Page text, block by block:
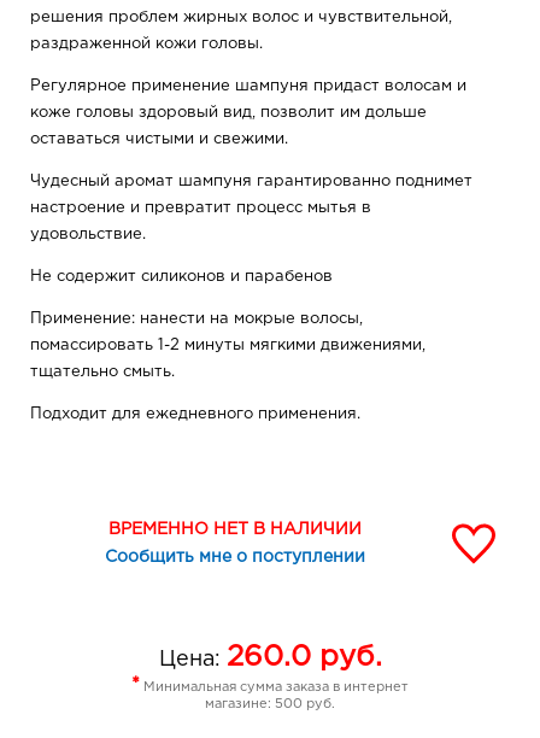
решения проблем жирных волос и чувствительной,
раздраженной кожи головы.
Регулярное применение шампуня придаст волосам и
коже головы здоровый вид, позволит им дольше
оставаться чистыми и свежими.
Чудесный аромат шампуня гарантированно поднимет
настроение и превратит процесс мытья в
удовольствие.
Не содержит силиконов и парабенов
Применение: нанести на мокрые волосы,
помассировать 1-2 минуты мягкими движениями,
тщательно смыть.
Подходит для ежедневного применения.
Cocoamphodiacetate, Thymus Vulgaris (Thyme) Leaf
Extract (экстракт чабреца), Citrus Aurantium Bergamia
Salvia Officinalis Leaf Extract, Sambucus Nigra Flowers
Extract, Parfum, Polyquaternium-7, Allantoin, Sodium
Chloride, Citric Acid, Tetrasodium EDTA, Benzyl Alcohol
ВРЕМЕННО НЕТ В НАЛИЧИИ
Сообщить мне о поступлении
Цена: 260.0руб.
* Минимальная сумма заказа в интернет
магазине: 500 руб.